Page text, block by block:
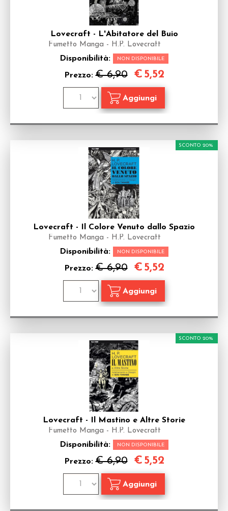
Lovecraft - L'Abitatore del Buio
Fumetto Manga - H.P. Lovecraft
Disponibilità: NON DISPONIBILE
Prezzo:€ 6,90 € 5,52
Lovecraft - Il Colore Venuto dallo Spazio
Fumetto Manga - H.P. Lovecraft
Disponibilità: NON DISPONIBILE
Prezzo:€ 6,90
SCONTO 20%
€ 5,52
Lovecraft - Il Mastino e Altre Storie
Fumetto Manga - H.P. Lovecraft
Disponibilità: NON DISPONIBILE
Prezzo:€ 6,90
SCONTO 20%
€ 5,52